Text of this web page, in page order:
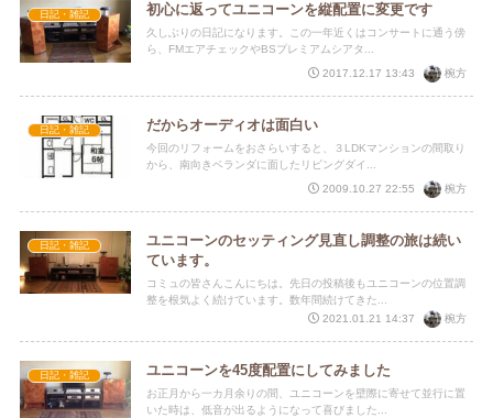
日記・雑記 初心に返ってユニコーンを縦配置に変更です
久しぶりの日記になります。この一年近くはコンサートに通う傍
ら、FMエアチェックやBSプレミアムシアタ...
2017.12.17 13:43
椀方
日記・雑記 だからオーディオは面白い
今回のリフォームをおさらいすると、３LDKマンションの間取り
から、南向きベランダに面したリビングダイ...
2009.10.27 22:55
椀方
日記・雑記
ユニコーンのセッティング見直し調整の旅は続い
ています。
コミュの皆さんこんにちは。先日の投稿後もユニコーンの位置調
整を根気よく続けています。数年間続けてきた...
2021.01.21 14:37
椀方
日記・雑記 ユニコーンを45度配置にしてみました
お正月から一カ月余りの間、ユニコーンを壁際に寄せて並行に置
いた時は、低音が出るようになって喜びました...